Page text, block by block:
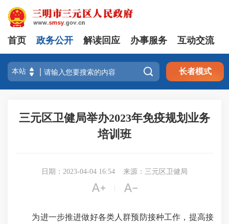
首页 政务公开 解读回应 办事服务 互动交流
 长者模式
三元区卫健局举办2023年免疫规划业务
培训班
日期：2023-04-04 16:54 来源：三元区卫健局
 
为进一步推进做好各类人群预防接种工作，提高接